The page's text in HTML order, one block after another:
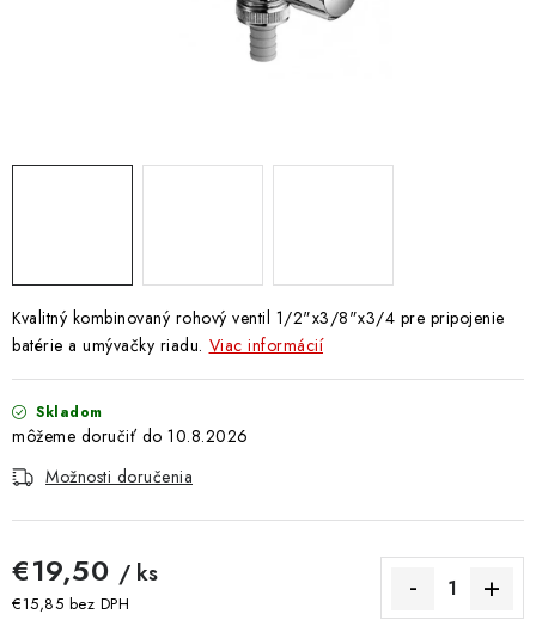
Kvalitný kombinovaný rohový ventil 1/2"x3/8"x3/4 pre pripojenie
batérie a umývačky riadu. Viac informácií
Skladom
10.8.2026
Možnosti doručenia
€19,50 / ks
€15,85 bez DPH